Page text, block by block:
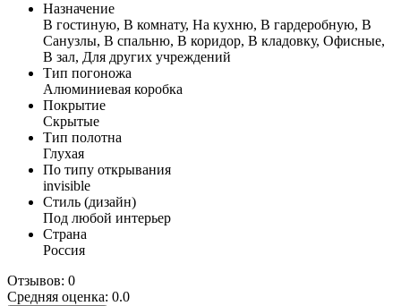
Назначение
В гостиную, В комнату, На кухню, В гардеробную, В
Санузлы, В спальню, В коридор, В кладовку, Офисные,
В зал, Для других учреждений
Тип погоножа
Алюминиевая коробка
Покрытие
Скрытые
Тип полотна
Глухая
По типу открывания
invisible
Стиль (дизайн)
Под любой интерьер
Страна
Россия
Отзывов: 0
Средняя оценка: 0.0